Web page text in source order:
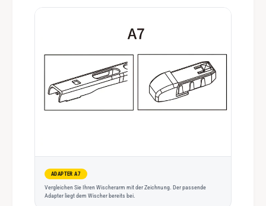
ADAPTER A7
Vergleichen Sie Ihren Wischerarm mit der Zeichnung. Der passende
Adapter liegt dem Wischer bereits bei.